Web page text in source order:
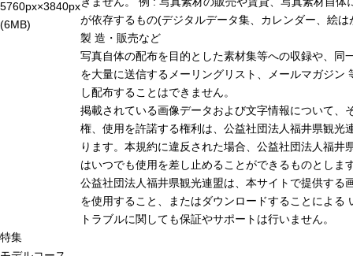
5760px×3840px
(6MB)
が依存するもの(デジタルデータ集、カレンダー、絵は
製 造・販売など
写真自体の配布を目的とした素材集等への収録や、同
を大量に送信するメーリングリスト、メールマガジン
し配布することはできません。
掲載されている画像データおよび文字情報について、
権、使用を許諾する権利は、公益社団法人福井県観光
ります。本規約に違反された場合、公益社団法人福井
はいつでも使用を差し止めることができるものとしま
公益社団法人福井県観光連盟は、本サイトで提供する
を使用すること、またはダウンロードすることによる
トラブルに関しても保証やサポートは行いません。
特集